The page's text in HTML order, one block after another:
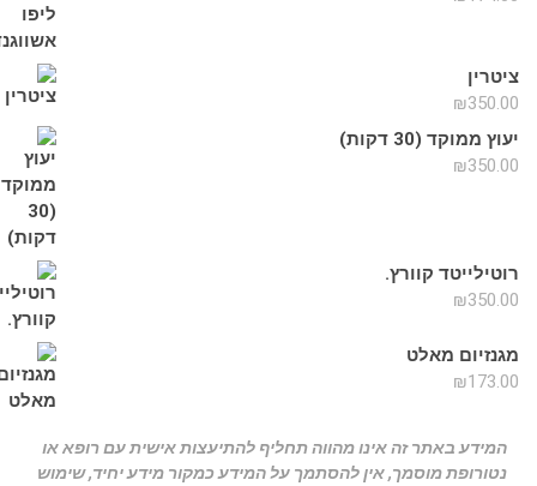
₪
ממוקד (30 דקות)
₪
קוורץ.
₪
מאלט
₪
המידע באתר זה אינו מהווה תחליף להתיעצות אישית עם רופא או
נטורופת מוסמך, אין להסתמך על המידע כמקור מידע יחיד, שימוש